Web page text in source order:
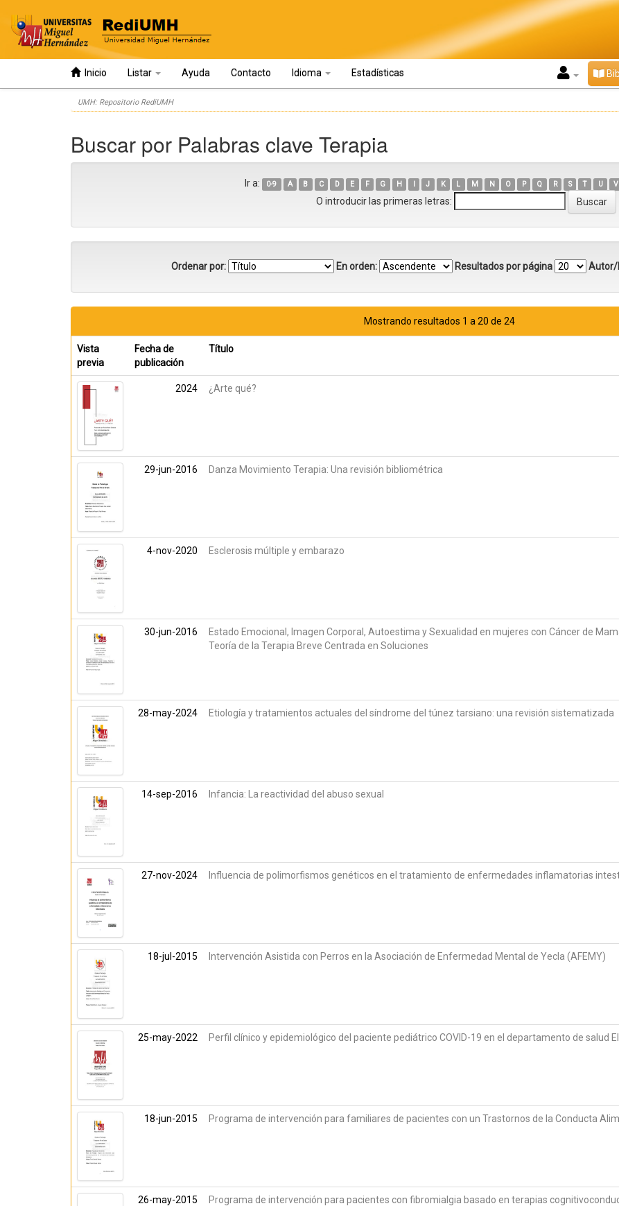
Inicio Listar Ayuda Contacto Idioma Estadísticas
UMH: Repositorio RediUMH
Buscar por Palabras clave Terapia
Ir a: 0-9 A B C D E F G H I J K L M N O P Q R S T U V
O introducir las primeras letras:
Ordenar por: En orden: Resultados por página Autor/
Mostrando resultados 1 a 20 de 24
Vista
previa
Fecha de
publicación
Título
2024 ¿Arte qué?
29-jun-2016 Danza Movimiento Terapia: Una revisión bibliométrica
4-nov-2020 Esclerosis múltiple y embarazo
30-jun-2016
Estado Emocional, Imagen Corporal, Autoestima y Sexualidad en mujeres con Cáncer de
Teoría de la Terapia Breve Centrada en Soluciones
28-may-2024 Etiología y tratamientos actuales del síndrome del túnez tarsiano: una revisión sistematizada
14-sep-2016 Infancia: La reactividad del abuso sexual
27-nov-2024 Influencia de polimorfismos genéticos en el tratamiento de enfermedades inflamatorias
18-jul-2015 Intervención Asistida con Perros en la Asociación de Enfermedad Mental de Yecla (AFEMY)
25-may-2022 Perfil clínico y epidemiológico del paciente pediátrico COVID-19 en el departamento de salud
18-jun-2015 Programa de intervención para familiares de pacientes con un Trastornos de la Conducta
26-may-2015
Programa de intervención para pacientes con fibromialgia basado en terapias